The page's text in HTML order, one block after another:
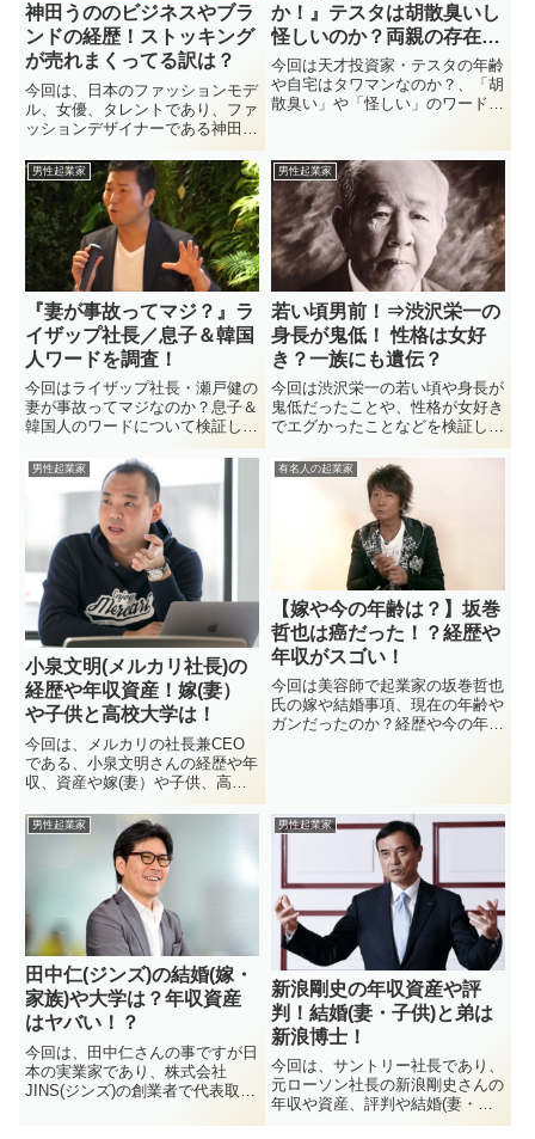
神田うののビジネスやブラ
ンドの経歴！ストッキング
が売れまくってる訳は？
今回は、日本のファッションモデ
ル、女優、タレントであり、ファ
ッションデザイナーである神田う
のさんのビジネスやブランドなど
の経歴についてなど見ていきたい
と思います。神田うのさんの今現
在はストッキング事業などをされ
て年収なども相当な事で知られ
て...
か！』テスタは胡散臭いし
怪しいのか？両親の存在
は・・
今回は天才投資家・テスタの年齢
や自宅はタワマンなのか？、「胡
散臭い」や「怪しい」のワードに
齢不詳と言う事になっています
が、その真相や自宅が家賃160万
と言う噂もあります。さらに気に
なるところが、彼をググると「胡
散臭い」とか「怪しい」と言った
キーワードが出現するところで
す。。＾＾：これが一体どう言う
事なのか？、確かにトレーダーと
して投資事業をやっているので仕
事内容などは中々見える化できな
いところでもあり、多くのユーザ
ーがその辺を突いているのかもし
れませんね。。今回はそんなテス
タのプライベートから事業内容ま
で、事細かく見ていきたいと思い
男性起業家
『妻が事故ってマジ？』ラ
イザップ社長／息子＆韓国
人ワードを調査！
今回はライザップ社長・瀬戸健の
妻が事故ってマジなのか？息子＆
韓国人のワードについて検証して
いきます！ライザップ社長で調査
して行くと、「妻・事故」や「息
子」「韓国人」と言う何やら興味
深いキーワードが多々現れます。
これは一体全体何を意味するモノ
なのか？この会社のCEOでもあ
る瀬戸健は、結婚した嫁と一緒に
会社を立ち上げそこから一気に急
成長を遂げたわけですが、過去に
嫁さんが事故でもあったのでしょ
うか？他にも彼が韓国と関連性が
あるようなニュアンスのワードな
ども出現しているので、一緒に調
べて行きたいと思います！
男性起業家
若い頃男前！⇒渋沢栄一の
身長が鬼低！ 性格は女好
き？一族にも遺伝？
今回は渋沢栄一の若い頃や身長が
鬼低だったことや、性格が女好き
でエグかったことなどを検証して
いきたいと思います！渋沢栄一氏
と言えば、歴史に名を刻む人物で
ドラマ化したこともあった程です
が、実はプライベートの事まであ
まり明かされていません。渋沢栄
一の若い頃に、その性格の本性が
強すぎるがあまり相当異性に手を
出していたと言う噂もあるほど女
の人が好きだったと言われていま
す。
男性起業家
小泉文明(メルカリ社長)の
経歴や年収資産！嫁(妻）
や子供と高校大学は！
今回は、メルカリの社長兼CEO
である、小泉文明さんの経歴や年
収、資産や嫁(妻）や子供、高校
や大学についてなど見ていきたい
と思います。あなたはメルカリを
知っていますか？今スマートフォ
ンを持っている人でメルカリを知
らない人は本当に少数派ではな
有名人の起業家
【嫁や今の年齢は？】坂巻
哲也は癌だった！？経歴や
年収がスゴい！
今回は美容師で起業家の坂巻哲也
氏の嫁や結婚事項、現在の年齢や
ガンだったのか？経歴や今の年収
トリートメント」や「ウィッグ」
の評判や口コミはどうなのか？坂
巻哲也はカリスマ美容師として業
界では有名ですが、そのプライベ
ートや裏側と言うモノは中々知ら
ない人が多いと思います。
男性起業家
田中仁(ジンズ)の結婚(嫁・
家族)や大学は？年収資産
はヤバい！？
今回は、田中仁さんの事ですが日
本の実業家であり、株式会社
JINS(ジンズ)の創業者で代表取締
家族)や大学、年収や資産そして
男性起業家
新浪剛史の年収資産や評
判！結婚(妻・子供)と弟は
新浪博士！
今回は、サントリー社長であり、
元ローソン社長の新浪剛史さんの
年収や資産、評判や結婚(妻・子
供)、弟は新浪博士ついてなど見